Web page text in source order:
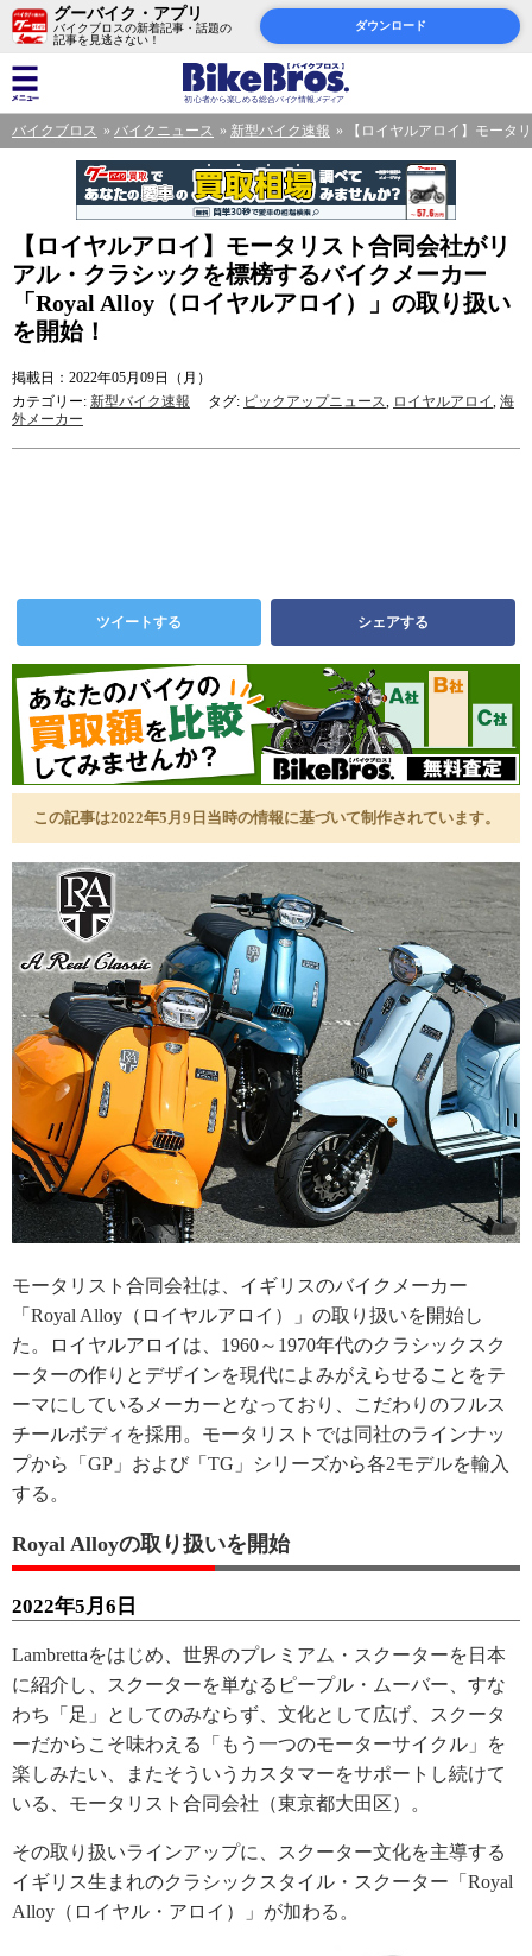
グーバイク・アプリ
バイクブロスの新着記事・話題の
記事を見逃さない！
ダウンロード
バイクブロス バイクニュース 新型バイク速報 【ロイヤルアロイ】モータ
【ロイヤルアロイ】モータリスト合同会社がリ
アル・クラシックを標榜するバイクメーカー
「Royal Alloy（ロイヤルアロイ）」の取り扱い
を開始！
掲載日：2022年05月09日（月）
カテゴリー: 新型バイク速報 タグ: ピックアップニュース, ロイヤルアロイ, 海
外メーカー
ツイートする シェアする
この記事は2022年5月9日当時の情報に基づいて制作されています。
モータリスト合同会社は、イギリスのバイクメーカー
「Royal Alloy（ロイヤルアロイ）」の取り扱いを開始し
た。ロイヤルアロイは、1960～1970年代のクラシックスク
ーターの作りとデザインを現代によみがえらせることをテ
ーマにしているメーカーとなっており、こだわりのフルス
チールボディを採用。モータリストでは同社のラインナッ
プから「GP」および「TG」シリーズから各2モデルを輸入
する。
Royal Alloyの取り扱いを開始
2022年5月6日
Lambrettaをはじめ、世界のプレミアム・スクーターを日本
に紹介し、スクーターを単なるピープル・ムーバー、すな
わち「足」としてのみならず、文化として広げ、スクータ
ーだからこそ味わえる「もう一つのモーターサイクル」を
楽しみたい、またそういうカスタマーをサポートし続けて
いる、モータリスト合同会社（東京都大田区）。
その取り扱いラインアップに、スクーター文化を主導する
イギリス生まれのクラシックスタイル・スクーター「Royal
Alloy（ロイヤル・アロイ）」が加わる。